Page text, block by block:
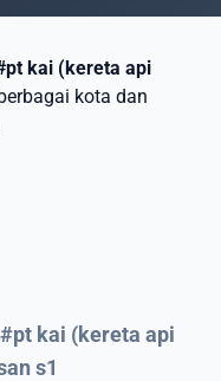
kai (kereta api
kota dan
kai (kereta api
s1